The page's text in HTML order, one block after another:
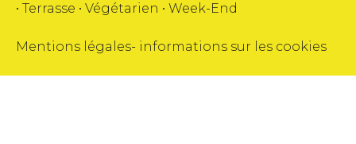
• Terrasse • Végétarien • Week-End
Mentions légales- informations sur les cookies